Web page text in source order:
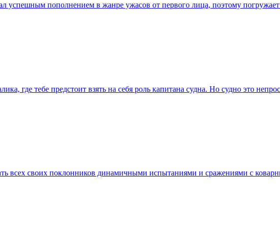
успешным пополнением в жанре ужасов от первого лица, поэтому
где тебе предстоит взять на себя роль капитана судна. Но судно это
всех своих поклонников динамичными испытаниями и сражениями с